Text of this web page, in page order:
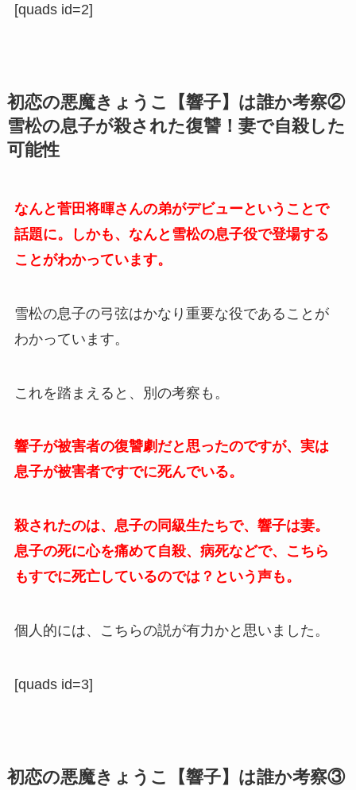
[quads id=2]
初恋の悪魔きょうこ【響子】は誰か考察②
雪松の息子が殺された復讐！妻で自殺した
可能性
なんと菅田将暉さんの弟がデビューということで
話題に。しかも、なんと雪松の息子役で登場する
ことがわかっています。
雪松の息子の弓弦はかなり重要な役であることが
わかっています。
これを踏まえると、別の考察も。
響子が被害者の復讐劇だと思ったのですが、実は
息子が被害者ですでに死んでいる。
殺されたのは、息子の同級生たちで、響子は妻。
息子の死に心を痛めて自殺、病死などで、こちら
もすでに死亡しているのでは？という声も。
個人的には、こちらの説が有力かと思いました。
[quads id=3]
初恋の悪魔きょうこ【響子】は誰か考察③